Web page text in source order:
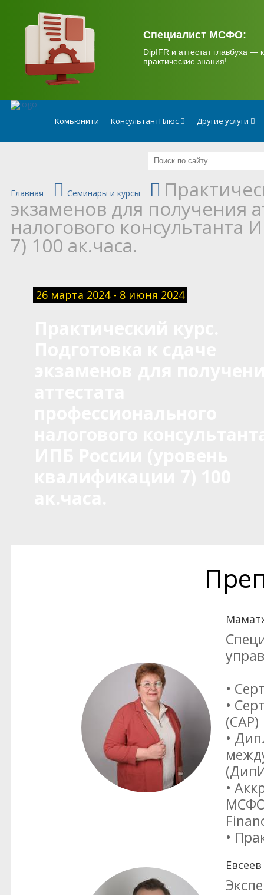
Специалист МСФО:
DipIFR и аттестат главбуха —
практические знания!
Комьюнити КонсультантПлюс Другие услуги
Главная Семинары и курсы
экзаменов для получения
налогового
7) 100 ак.часа.
26 марта 2024 - 8 июня 2024
•
•
(САР)
•
•
МСФО
•